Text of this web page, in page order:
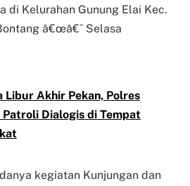
di Kelurahan Gunung Elai Kec.
â€œâ€˜ Selasa
Libur Akhir Pekan, Polres
Patroli Dialogis di Tempat
kegiatan Kunjungan dan